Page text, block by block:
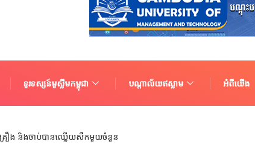
ទូរទស្សន៍មូស្លីមកម្ពុជា បណ្តាល័យឥស្លាម អំពីយើង